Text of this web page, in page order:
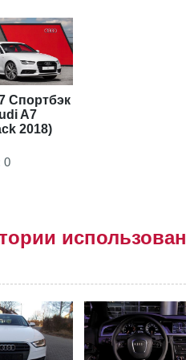
Спортбэк
A7
2018)
0